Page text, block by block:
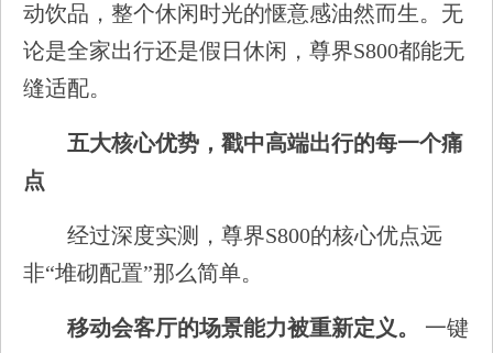
动饮品，整个休闲时光的惬意感油然而生。无
论是全家出行还是假日休闲，尊界S800都能无
缝适配。
五大核心优势，戳中高端出行的每一个痛
点
经过深度实测，尊界S800的核心优点远
非“堆砌配置”那么简单。
移动会客厅的场景能力被重新定义。 一键